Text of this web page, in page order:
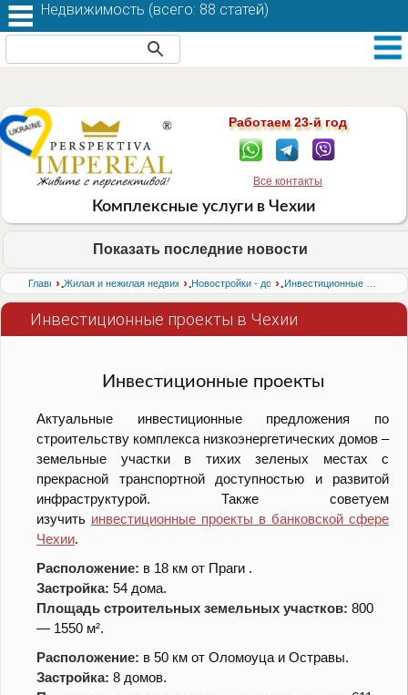
Работаем 23-й год
Все контакты
Комплексные услуги в Чехии
Показать последние новости
Главная›
Жилая и нежилая недвижимость в Чехии
›
Новостройки - дома в Чехии
›
Инвестиционные проекты в Чехии
Инвестиционные проекты
Актуальные инвестиционные предложения по
строительству комплекса низкоэнергетических домов –
земельные участки в тихих зеленых местах с
прекрасной транспортной доступностью и развитой
инфраструктурой. Также советуем
изучить инвестиционные проекты в банковской сфере
Чехии.
Расположение: в 18 км от Праги .
Застройка: 54 дома.
Площадь строительных земельных участков: 800
— 1550 м².
Расположение: в 50 км от Оломоуца и Остравы.
Застройка: 8 домов.
Недвижимость (всего: 88 статей)